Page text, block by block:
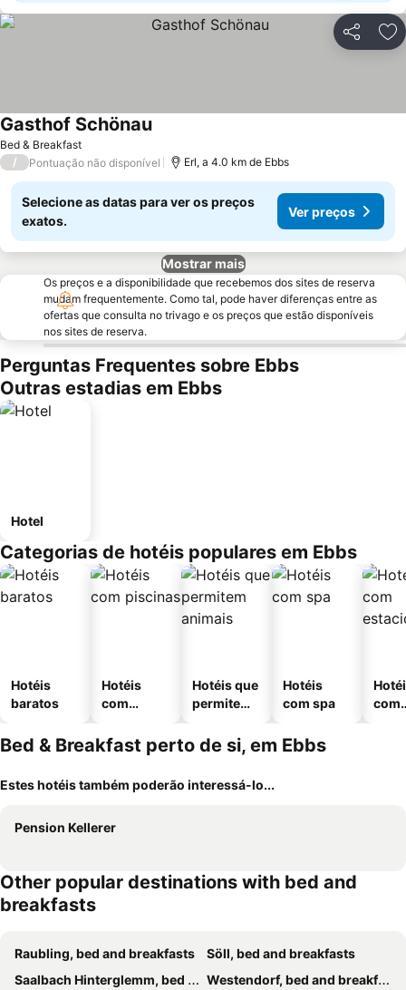
Partilhar
Bed & Breakfast
Gasthof Schönau
/ Pontuação não disponível Erl, a 4.0 km de Ebbs
Selecione as datas para ver os preços
exatos.
Ver preços
Mostrar mais
Os preços e a disponibilidade que recebemos dos sites de reserva
mudam frequentemente. Como tal, pode haver diferenças entre as
ofertas que consulta no trivago e os preços que estão disponíveis
nos sites de reserva.
Perguntas Frequentes sobre Ebbs
Outras estadias em Ebbs
Hotel
Categorias de hotéis populares em Ebbs
Hotéis
baratos
Hotéis
com
Hotéis que
permitem
Hotéis
com spa
com
Bed & Breakfast perto de si, em Ebbs
Estes hotéis também poderão interessá-lo...
Pension Kellerer
Other popular destinations with bed and
breakfasts
Raubling, bed and breakfasts
Söll, bed and breakfasts
Saalbach Hinterglemm, bed and breakfasts
Westendorf, bed and breakfasts